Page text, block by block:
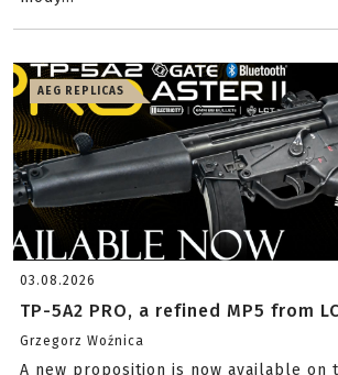
AEG REPLICAS
03.08.2026
TP-5A2 PRO, a refined MP5 from
Grzegorz Woźnica
A new proposition is now available on